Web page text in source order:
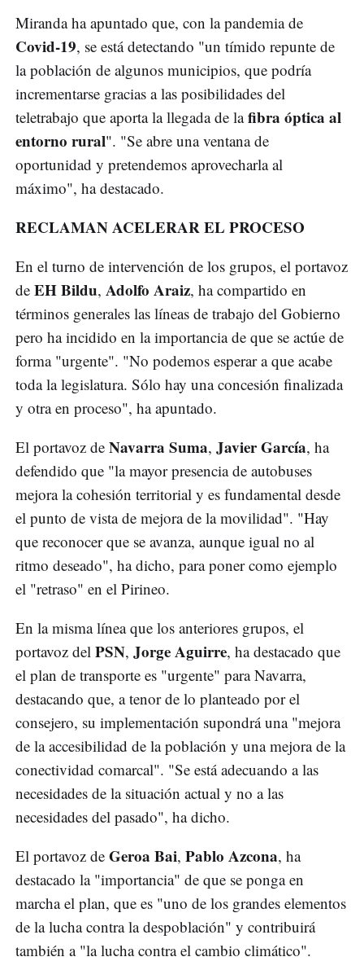
Miranda ha apuntado que, con la pandemia de
Covid-19, se está detectando "un tímido repunte de
la población de algunos municipios, que podría
incrementarse gracias a las posibilidades del
teletrabajo que aporta la llegada de lafibra óptica al
entorno rural". "Se abre una ventana de
oportunidad y pretendemos aprovecharla al
máximo", ha destacado.
RECLAMAN ACELERAR EL PROCESO
En el turno de intervención de los grupos, el portavoz
de EH Bildu, Adolfo Araiz, ha compartido en
términos generales las líneas de trabajo del Gobierno
pero ha incidido en la importancia de que se actúe de
forma "urgente". "No podemos esperar a que acabe
toda la legislatura. Sólo hay una concesión finalizada
y otra en proceso", ha apuntado.
El portavoz de Navarra Suma, Javier García, ha
defendido que "la mayor presencia de autobuses
mejora la cohesión territorial y es fundamental desde
el punto de vista de mejora de la movilidad". "Hay
que reconocer que se avanza, aunque igual no al
ritmo deseado", ha dicho, para poner como ejemplo
el "retraso" en el Pirineo.
En la misma línea que los anteriores grupos, el
portavoz del PSN, Jorge Aguirre, ha destacado que
el plan de transporte es "urgente" para Navarra,
destacando que, a tenor de lo planteado por el
consejero, su implementación supondrá una "mejora
de la accesibilidad de la población y una mejora de la
conectividad comarcal". "Se está adecuando a las
necesidades de la situación actual y no a las
necesidades del pasado", ha dicho.
El portavoz de Geroa Bai, Pablo Azcona, ha
destacado la "importancia" de que se ponga en
marcha el plan, que es "uno de los grandes elementos
de la lucha contra la despoblación" y contribuirá
también a "la lucha contra el cambio climático".